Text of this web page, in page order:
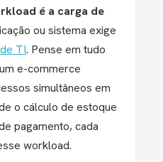
é a carga de
ou sistema exige
TI. Pense em tudo
e-commerce
simultâneos em
o cálculo de estoque
pagamento, cada
workload.